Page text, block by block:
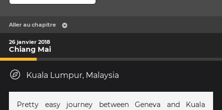
Aller au chapitre
26 janvier 2018
Chiang Mai
Kuala Lumpur, Malaysia
Pretty easy journey between Geneva and Kuala